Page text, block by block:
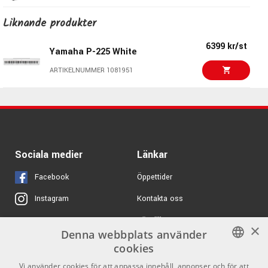
Liknande produkter
Yamaha P-225 White
ARTIKELNUMMER 1081951
6399 kr/st
Sociala medier
Facebook
Instagram
X
Youtube
TikTok
Länkar
Öppettider
Kontakta oss
Köpvillkor
Butiken
Varumärken
SWEDISH
×
Denna webbplats använder
cookies
Vi använder cookies för att anpassa innehåll, annonser och för att